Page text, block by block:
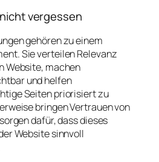
vergessen
gehören zu einem
Sie verteilen Relevanz
Website, machen
und helfen
Seiten priorisiert zu
bringen Vertrauen von
dafür, dass dieses
Website sinnvoll